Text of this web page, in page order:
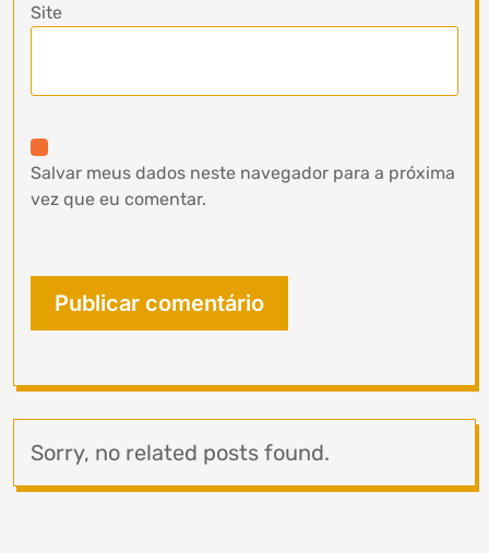
Site
Salvar meus dados neste navegador para a próxima
vez que eu comentar.
Sorry, no related posts found.